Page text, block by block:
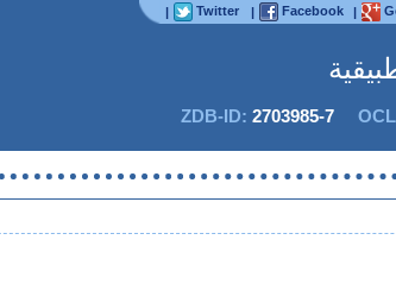
| Twitter | Facebook |
ZDB-ID: 2703985-7